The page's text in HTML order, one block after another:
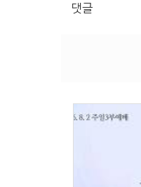
댓글